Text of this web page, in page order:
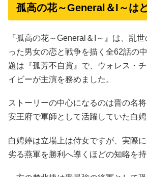
孤高の花～General＆I～は
『孤高の花～General＆I～』は、乱
った男女の恋と戦争を描く全62話の
題は『孤芳不自賞』で、ウォレス・
イビーが主演を務めました。
ストーリーの中心になるのは晋の名
安王府で軍師として活躍していた白娉
白娉婷は立場上は侍女ですが、実際
劣る燕軍を勝利へ導くほどの知略を持